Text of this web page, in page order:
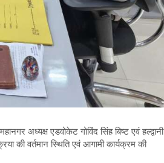
अध्यक्ष एडवोकेट गोविंद सिंह बिष्ट एवं हल्द्वानी
वर्तमान स्थिति एवं आगामी कार्यक्रम की